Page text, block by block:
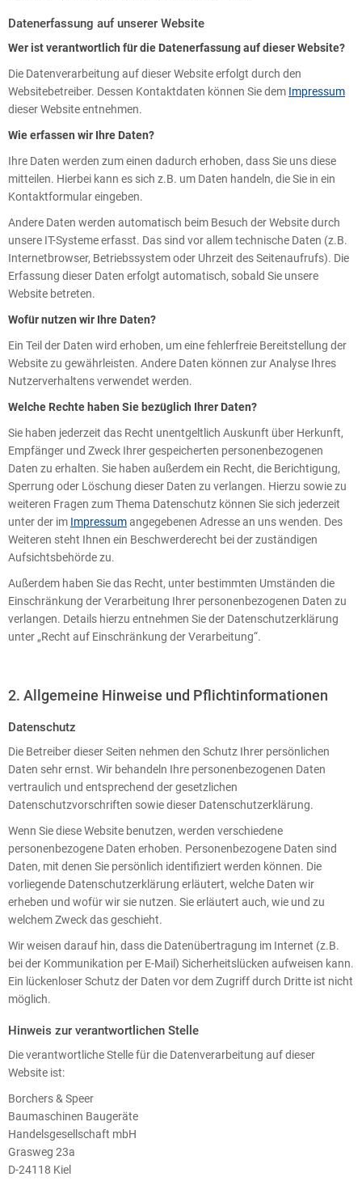
Datenerfassung auf unserer Website
Wer ist verantwortlich für die Datenerfassung auf dieser Website?
Die Datenverarbeitung auf dieser Website erfolgt durch den
Websitebetreiber. Dessen Kontaktdaten können Sie dem Impressum
dieser Website entnehmen.
Wie erfassen wir Ihre Daten?
Ihre Daten werden zum einen dadurch erhoben, dass Sie uns diese
mitteilen. Hierbei kann es sich z.B. um Daten handeln, die Sie in ein
Kontaktformular eingeben.
Andere Daten werden automatisch beim Besuch der Website durch
unsere IT-Systeme erfasst. Das sind vor allem technische Daten (z.B.
Internetbrowser, Betriebssystem oder Uhrzeit des Seitenaufrufs). Die
Erfassung dieser Daten erfolgt automatisch, sobald Sie unsere
Website betreten.
Wofür nutzen wir Ihre Daten?
Ein Teil der Daten wird erhoben, um eine fehlerfreie Bereitstellung der
Website zu gewährleisten. Andere Daten können zur Analyse Ihres
Nutzerverhaltens verwendet werden.
Welche Rechte haben Sie bezüglich Ihrer Daten?
Sie haben jederzeit das Recht unentgeltlich Auskunft über Herkunft,
Empfänger und Zweck Ihrer gespeicherten personenbezogenen
Daten zu erhalten. Sie haben außerdem ein Recht, die Berichtigung,
Sperrung oder Löschung dieser Daten zu verlangen. Hierzu sowie zu
weiteren Fragen zum Thema Datenschutz können Sie sich jederzeit
unter der im Impressumangegebenen Adresse an uns wenden. Des
Weiteren steht Ihnen ein Beschwerderecht bei der zuständigen
Aufsichtsbehörde zu.
Außerdem haben Sie das Recht, unter bestimmten Umständen die
Einschränkung der Verarbeitung Ihrer personenbezogenen Daten zu
verlangen. Details hierzu entnehmen Sie der Datenschutzerklärung
unter „Recht auf Einschränkung der Verarbeitung“.
2. Allgemeine Hinweise und Pflichtinformationen
Datenschutz
Die Betreiber dieser Seiten nehmen den Schutz Ihrer persönlichen
Daten sehr ernst. Wir behandeln Ihre personenbezogenen Daten
vertraulich und entsprechend der gesetzlichen
Datenschutzvorschriften sowie dieser Datenschutzerklärung.
Wenn Sie diese Website benutzen, werden verschiedene
personenbezogene Daten erhoben. Personenbezogene Daten sind
Daten, mit denen Sie persönlich identifiziert werden können. Die
vorliegende Datenschutzerklärung erläutert, welche Daten wir
erheben und wofür wir sie nutzen. Sie erläutert auch, wie und zu
welchem Zweck das geschieht.
Wir weisen darauf hin, dass die Datenübertragung im Internet (z.B.
bei der Kommunikation per E-Mail) Sicherheitslücken aufweisen kann.
Ein lückenloser Schutz der Daten vor dem Zugriff durch Dritte ist nicht
möglich.
Hinweis zur verantwortlichen Stelle
Die verantwortliche Stelle für die Datenverarbeitung auf dieser
Website ist:
Borchers & Speer
Baumaschinen Baugeräte
Handelsgesellschaft mbH
Grasweg 23a
D-24118 Kiel